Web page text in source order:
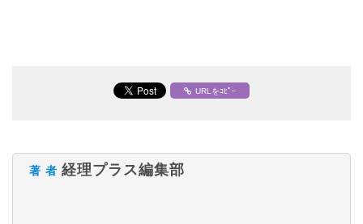
URLをｺﾋﾟｰ
著 者 経理プラス編集部